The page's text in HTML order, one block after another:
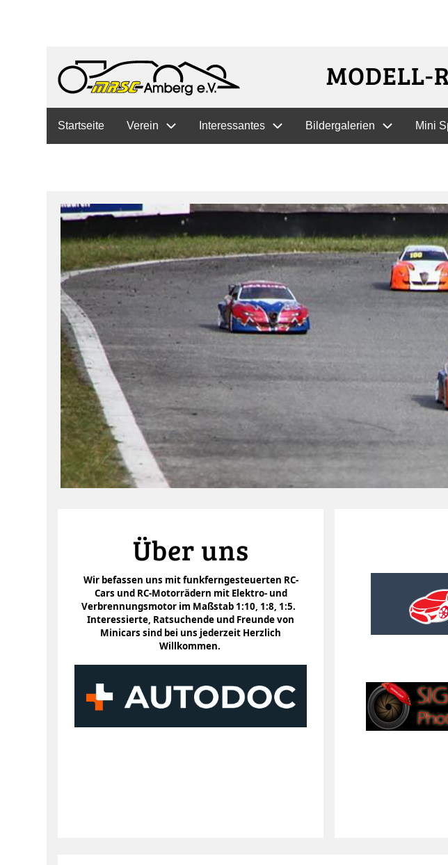
MODELL-
Hauptnavigation
Startseite Verein Interessantes Bildergalerien Mini
Über uns
Wir befassen uns mit funkferngesteuerten RC-
Cars und RC-Motorrädern mit Elektro- und
Verbrennungsmotor im Maßstab 1:10, 1:8, 1:5.
Interessierte, Ratsuchende und Freunde von
Minicars sind bei uns jederzeit Herzlich
Willkommen.